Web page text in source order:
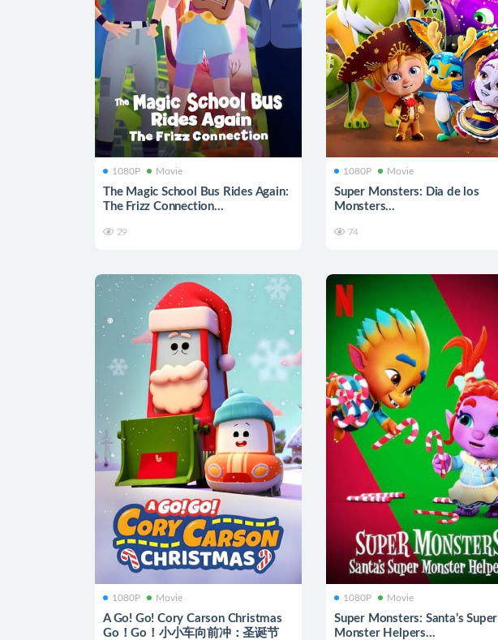
1080P Movie
The Magic School Bus Rides Again:
The Frizz Connection
29
1080P Movie
Super Monsters: Dia de los
Monsters
74
1080P Movie
A Go! Go! Cory Carson Christmas
Go！Go！小小车向前冲：圣诞节
1080P Movie
Super Monsters: Santa’s Super
Monster Helpers